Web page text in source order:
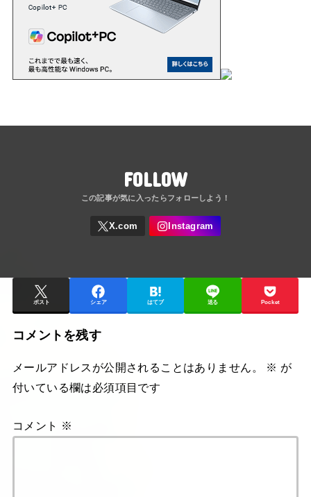
FOLLOW
ポスト シェア はてブ 送る Pocket
コメントを残す
メールアドレスが公開されることはありません。 ※ が
付いている欄は必須項目です
コメント ※